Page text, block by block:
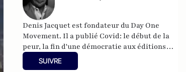
Denis Jacquet est fondateur du Day One
Movement. Il a publié Covid: le début de la
peur, la fin d'une démocratie aux éditions
Eyrolles.
SUIVRE